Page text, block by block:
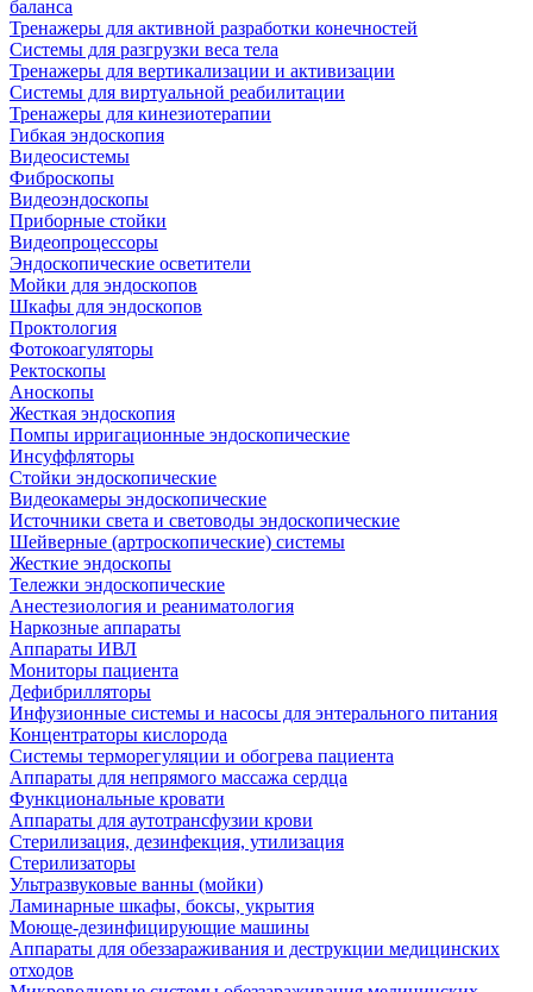
баланса
Тренажеры для активной разработки конечностей
Системы для разгрузки веса тела
Тренажеры для вертикализации и активизации
Системы для виртуальной реабилитации
Тренажеры для кинезиотерапии
Гибкая эндоскопия
Видеосистемы
Фиброскопы
Видеоэндоскопы
Приборные стойки
Видеопроцессоры
Эндоскопические осветители
Мойки для эндоскопов
Шкафы для эндоскопов
Проктология
Фотокоагуляторы
Ректоскопы
Аноскопы
Жесткая эндоскопия
Помпы ирригационные эндоскопические
Инсуффляторы
Стойки эндоскопические
Видеокамеры эндоскопические
Источники света и световоды эндоскопические
Шейверные (артроскопические) системы
Жесткие эндоскопы
Тележки эндоскопические
Анестезиология и реаниматология
Наркозные аппараты
Аппараты ИВЛ
Мониторы пациента
Дефибрилляторы
Инфузионные системы и насосы для энтерального питания
Концентраторы кислорода
Системы терморегуляции и обогрева пациента
Аппараты для непрямого массажа сердца
Функциональные кровати
Аппараты для аутотрансфузии крови
Стерилизация, дезинфекция, утилизация
Стерилизаторы
Ультразвуковые ванны (мойки)
Ламинарные шкафы, боксы, укрытия
Моюще-дезинфицирующие машины
Аппараты для обеззараживания и деструкции медицинских
отходов